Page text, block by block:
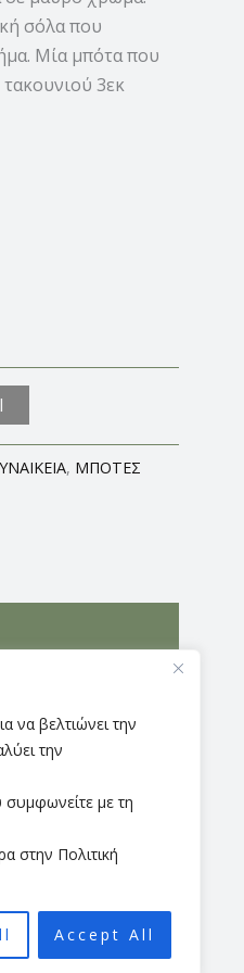
να βελτιώνει την
την
με τη
στην Πολιτική
Accept All
σόλα που
Μία μπότα που
3εκ
, ΜΠΟΤΕΣ
ασφάλεια και